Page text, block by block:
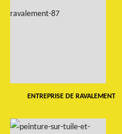
ENTREPRISE DE RAVALEMENT